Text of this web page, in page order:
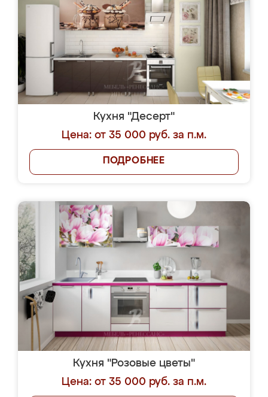
Кухня "Десерт"
Цена: от 35 000 руб. за п.м.
ПОДРОБНЕЕ
Кухня "Розовые цветы"
Цена: от 35 000 руб. за п.м.